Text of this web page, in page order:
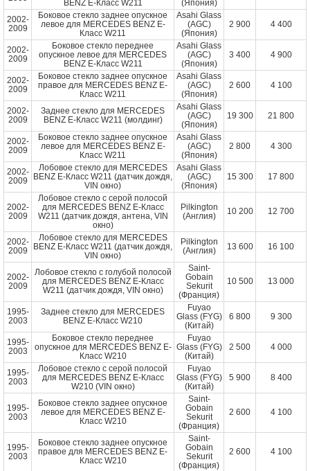
BENZ E-Класс W211
(Япония)
2002-
2009
Боковое стекло заднее опускное
левое для MERCEDES BENZ E-
Класс W211
Asahi Glass
(AGC)
(Япония)
2 900 4 400
2002-
2009
Боковое стекло переднее
опускное левое для MERCEDES
BENZ E-Класс W211
Asahi Glass
(AGC)
(Япония)
3 400 4 900
2002-
2009
Боковое стекло заднее опускное
правое для MERCEDES BENZ E-
Класс W211
Asahi Glass
(AGC)
(Япония)
2 600 4 100
2002-
2009
Заднее стекло для MERCEDES
BENZ E-Класс W211 (молдинг)
Asahi Glass
(AGC)
(Япония)
19 300 21 800
2002-
2009
Боковое стекло заднее опускное
левое для MERCEDES BENZ E-
Класс W211
Asahi Glass
(AGC)
(Япония)
2 800 4 300
2002-
2009
Лобовое стекло для MERCEDES
BENZ E-Класс W211 (датчик дождя,
VIN окно)
Asahi Glass
(AGC)
(Япония)
15 300 17 800
2002-
2009
Лобовое стекло с серой полосой
для MERCEDES BENZ E-Класс
W211 (датчик дождя, антена, VIN
окно)
Pilkington
(Англия)
10 200 12 700
2002-
2009
Лобовое стекло для MERCEDES
BENZ E-Класс W211 (датчик дождя,
VIN окно)
Pilkington
(Англия)
13 600 16 100
2002-
2009
Лобовое стекло с голубой полосой
для MERCEDES BENZ E-Класс
W211 (датчик дождя, VIN окно)
Saint-
Gobain
Sekurit
(Франция)
10 500 13 000
1995-
2003
Заднее стекло для MERCEDES
BENZ E-Класс W210
Fuyao
Glass (FYG)
(Китай)
6 800 9 300
1995-
2003
Боковое стекло переднее
опускное для MERCEDES BENZ E-
Класс W210
Fuyao
Glass (FYG)
(Китай)
2 500 4 000
1995-
2003
Лобовое стекло с серой полосой
для MERCEDES BENZ E-Класс
W210 (VIN окно)
Fuyao
Glass (FYG)
(Китай)
5 900 8 400
1995-
2003
Боковое стекло заднее опускное
левое для MERCEDES BENZ E-
Класс W210
Saint-
Gobain
Sekurit
(Франция)
2 600 4 100
1995-
2003
Боковое стекло заднее опускное
правое для MERCEDES BENZ E-
Класс W210
Saint-
Gobain
Sekurit
(Франция)
2 600 4 100